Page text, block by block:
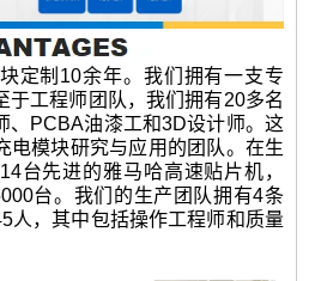
定制10余年。我们拥有一支专
于工程师团队，我们拥有20多名
、PCBA油漆工和3D设计师。这
电模块研究与应用的团队。在生
台先进的雅马哈高速贴片机，
台。我们的生产团队拥有4条
人，其中包括操作工程师和质量